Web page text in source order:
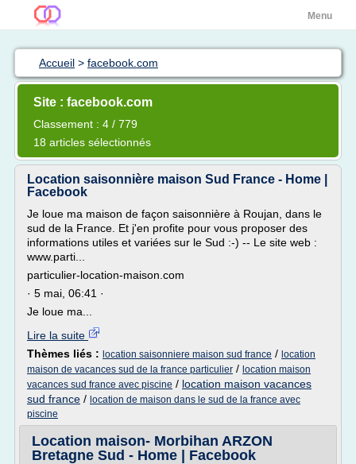
Menu
Accueil > facebook.com
Site : facebook.com
Classement : 4 / 779
18 articles sélectionnés
Location saisonnière maison Sud France - Home |
Facebook
Je loue ma maison de façon saisonnière à Roujan, dans le
sud de la France. Et j'en profite pour vous proposer des
informations utiles et variées sur le Sud :-) -- Le site web :
www.parti...
particulier-location-maison.com
· 5 mai, 06:41 ·
Je loue ma...
Lire la suite
Thèmes liés : location saisonniere maison sud france / location
maison de vacances sud de la france particulier / location maison
vacances sud france avec piscine / location maison vacances
sud france / location de maison dans le sud de la france avec
piscine
Location maison- Morbihan ARZON
Bretagne Sud - Home | Facebook